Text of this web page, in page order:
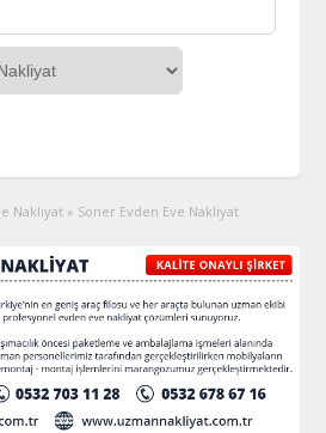
Nakliyat » Soner Evden Eve Nakliyat